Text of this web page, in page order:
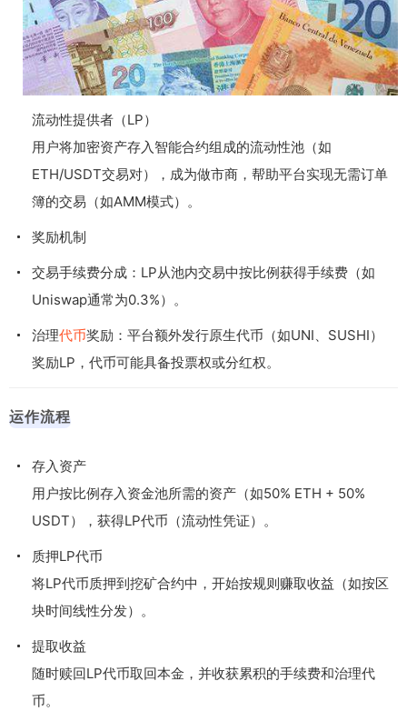
流动性提供者（LP）
用户将加密资产存入智能合约组成的流动性池（如
ETH/USDT交易对），成为做市商，帮助平台实现无需订单
簿的交易（如AMM模式）。
奖励机制
交易手续费分成：LP从池内交易中按比例获得手续费（如
Uniswap通常为0.3%）。
治理代币奖励：平台额外发行原生代币（如UNI、SUSHI）
奖励LP，代币可能具备投票权或分红权。
运作流程
存入资产
用户按比例存入资金池所需的资产（如50% ETH + 50%
USDT），获得LP代币（流动性凭证）。
质押LP代币
将LP代币质押到挖矿合约中，开始按规则赚取收益（如按区
块时间线性分发）。
提取收益
随时赎回LP代币取回本金，并收获累积的手续费和治理代
币。